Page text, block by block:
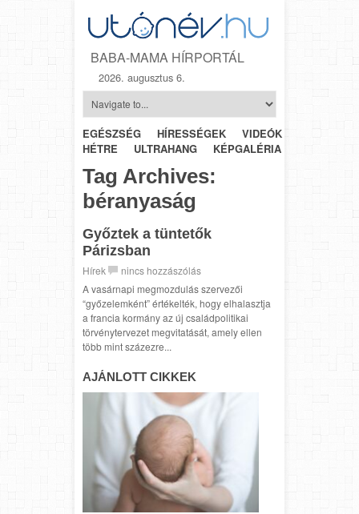
BABA-MAMA HÍRPORTÁL
2026. augusztus 6.
EGÉSZSÉG HÍRESSÉGEK VIDEÓK
HÉTRŐL-
HÉTRE
ULTRAHANG KÉPGALÉRIA
Tag Archives:
béranyaság
Győztek a tüntetők
Párizsban
Hírek
nincs hozzászólás
A vasárnapi megmozdulás szervezői
“győzelemként” értékelték, hogy elhalasztja
a francia kormány az új családpolitikai
törvénytervezet megvitatását, amely ellen
több mint százezre...
AJÁNLOTT CIKKEK